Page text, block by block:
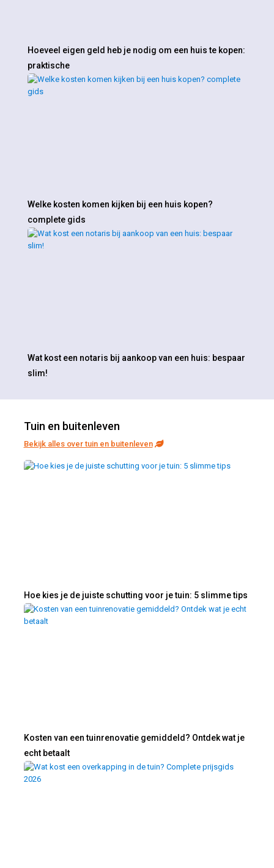
Hoeveel eigen geld heb je nodig om een huis te kopen:
praktische
Welke kosten komen kijken bij een huis kopen?
complete gids
Wat kost een notaris bij aankoop van een huis: bespaar
slim!
Tuin en buitenleven
Bekijk alles over tuin en buitenleven
Hoe kies je de juiste schutting voor je tuin: 5 slimme tips
Kosten van een tuinrenovatie gemiddeld? Ontdek wat je
echt betaalt